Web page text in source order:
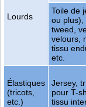
Lourds
Toile de
ou plus),
tweed,
velours,
tissu
etc.
Élastiques
(tricots,
etc.)
Jersey,
pour T-
tissu